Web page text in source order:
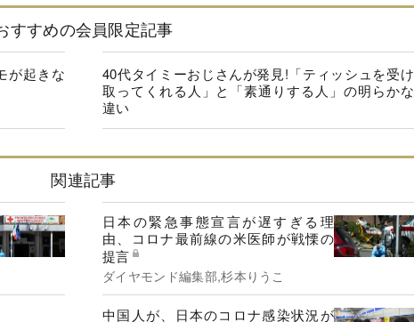
すすめの会員限定記事
が起きな
40代タイミーおじさんが発見!「ティッシュを受け
取ってくれる人」と「素通りする人」の明らかな
違い
関連記事
日本の緊急事態宣言が遅すぎる理
由、コロナ最前線の米医師が戦慄の
提言
ダイヤモンド編集部,杉本りうこ
中国人が、日本のコロナ感染状況が